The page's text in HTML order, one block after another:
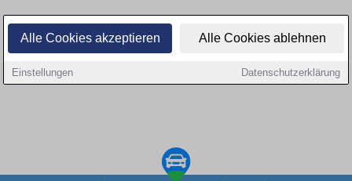
Alle Cookies akzeptieren Alle Cookies ablehnen
Einstellungen Datenschutzerklärung